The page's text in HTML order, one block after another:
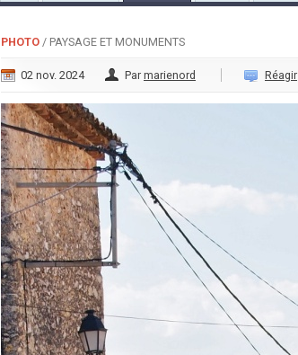
PHOTO / PAYSAGE ET MONUMENTS
02 nov. 2024 Par marienord Réagir